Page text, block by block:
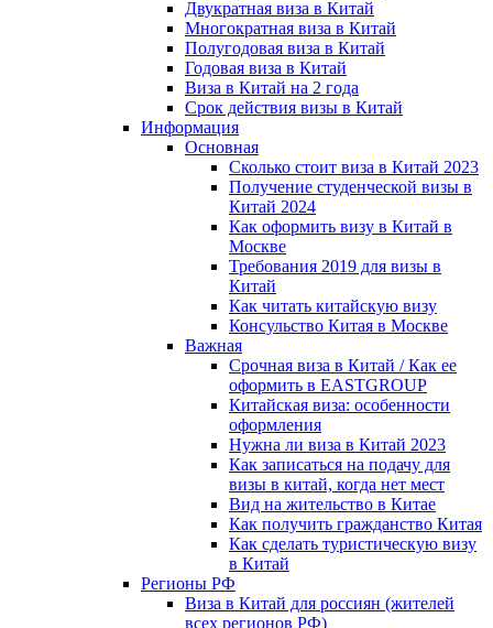
Двукратная виза в Китай
Многократная виза в Китай
Полугодовая виза в Китай
Годовая виза в Китай
Виза в Китай на 2 года
Срок действия визы в Китай
Информация
Основная
Сколько стоит виза в Китай 2023
Получение студенческой визы в
Китай 2024
Как оформить визу в Китай в
Москве
Требования 2019 для визы в
Китай
Как читать китайскую визу
Консульство Китая в Москве
Важная
Срочная виза в Китай / Как ее
оформить в EASTGROUP
Китайская виза: особенности
оформления
Нужна ли виза в Китай 2023
Как записаться на подачу для
визы в китай, когда нет мест
Вид на жительство в Китае
Как получить гражданство Китая
Как сделать туристическую визу
в Китай
Регионы РФ
Виза в Китай для россиян (жителей
всех регионов РФ)